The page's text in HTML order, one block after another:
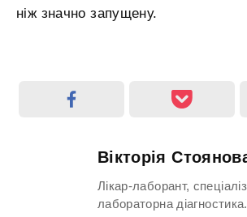
ніж значно запущену.
Вікторія
Лікар-лаборант,
лабораторна діагностика.